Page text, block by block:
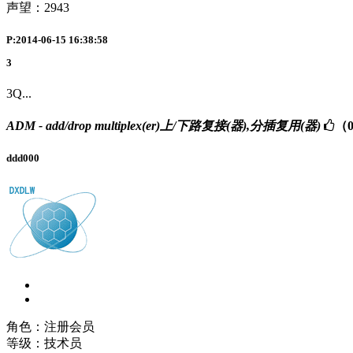
声望： 2943
P:2014-06-15 16:38:58
3
3Q...
ADM - add/drop multiplex(er)上/下路复接(器),分插复用(器) （
ddd000
角色：注册会员
等级：技术员